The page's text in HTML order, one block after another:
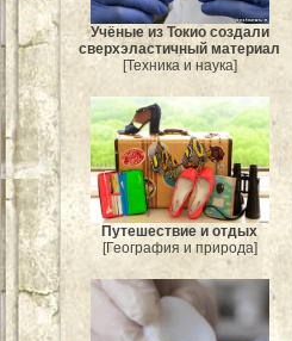
Учёные из Токио создали
сверхэластичный материал
[Техника и наука]
Путешествие и отдых
[География и природа]